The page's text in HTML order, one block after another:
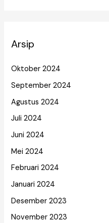
Arsip
Oktober 2024
September 2024
Agustus 2024
Juli 2024
Juni 2024
Mei 2024
Februari 2024
Januari 2024
Desember 2023
November 2023